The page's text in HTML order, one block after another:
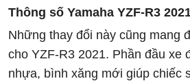
Thông số Yamaha YZF-R3
Những thay đổi này cũng mang
cho YZF-R3 2021. Phần đầu xe
nhựa, bình xăng mới giúp chiếc